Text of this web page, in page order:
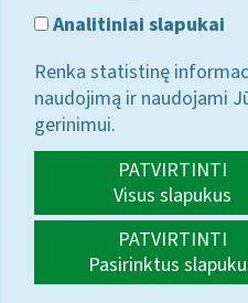
Analitiniai slapukai
Renka statistinę
naudojimą ir naudojami
gerinimui.
PATVIRTINTI
Visus slapukus
PATVIRTINTI
Pasirinktus